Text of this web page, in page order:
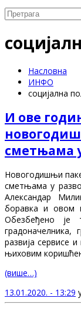
Насловна
ИНФО
социјална
И ове
сметњама
Новогодишњи
сметњама у
Александар
боравка и овом
Обезбеђено је
градоначелника,
развија сервисе
њиховим
(више…)
13.01.2020. - 13:29